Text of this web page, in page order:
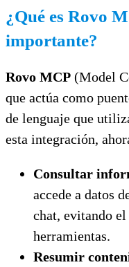
¿Qué es Rovo
importante?
Rovo MCP (Model
que actúa como
de lenguaje que
esta integración,
Consultar
accede a datos
chat, evitando
herramientas.
Resumir